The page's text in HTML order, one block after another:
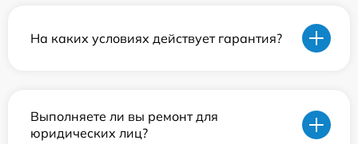
На каких условиях действует гарантия?
Выполняете ли вы ремонт для
юридических лиц?